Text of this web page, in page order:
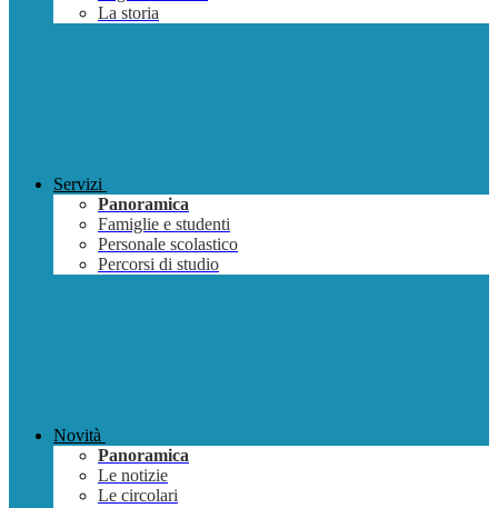
La storia
Servizi
Panoramica
Famiglie e studenti
Personale scolastico
Percorsi di studio
Novità
Panoramica
Le notizie
Le circolari